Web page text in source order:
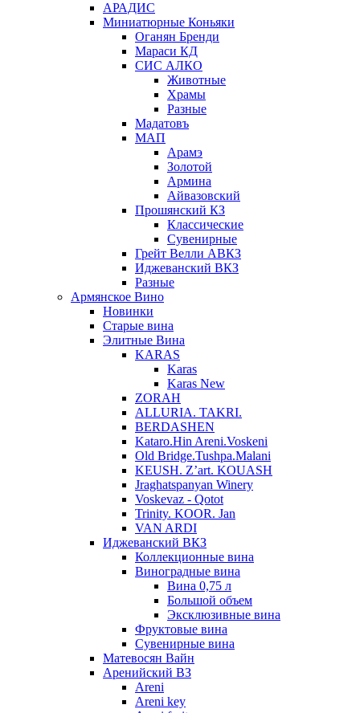
АРАДИС
Миниатюрные Коньяки
Оганян Бренди
Мараси КД
СИС АЛКО
Животные
Храмы
Разные
Мадатовъ
МАП
Арамэ
Золотой
Армина
Айвазовский
Прошянский КЗ
Классические
Сувенирные
Грейт Велли АВКЗ
Иджеванский ВКЗ
Разные
Армянское Вино
Новинки
Старые вина
Элитные Вина
KARAS
Karas
Karas New
ZORAH
ALLURIA. TAKRI.
BERDASHEN
Kataro.Hin Areni.Voskeni
Old Bridge.Tushpa.Malani
KEUSH. Z’art. KOUASH
Jraghatspanyan Winery
Voskevaz - Qotot
Trinity. KOOR. Jan
VAN ARDI
Иджеванский ВКЗ
Коллекционные вина
Виноградные вина
Вина 0,75 л
Большой объем
Эксклюзивные вина
Фруктовые вина
Cувенирные вина
Матевосян Вайн
Аренийский ВЗ
Areni
Areni key